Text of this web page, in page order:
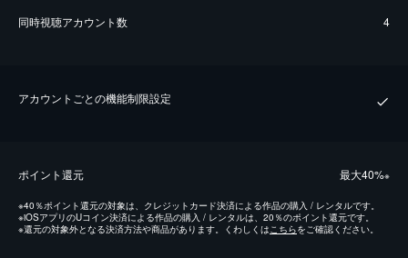
同時視聴アカウント数 4
アカウントごとの機能制限設定
ポイント還元 最⼤40%※
※40％ポイント還元の対象は、クレジットカード決済による作品の購入 / レンタルです。
※iOSアプリのUコイン決済による作品の購入 / レンタルは、20％のポイント還元です。
※還元の対象外となる決済方法や商品があります。くわしくはこちらをご確認ください。